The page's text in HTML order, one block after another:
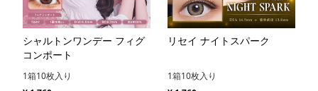
シャルトンワンデー フィグ
コンポート
1箱10枚入り
リセイ ナイトスパーク
1箱10枚入り